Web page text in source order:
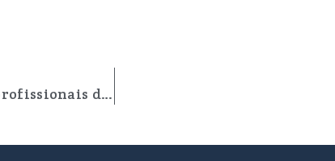
DIA 08 DE NOVEMBRO – Homenagem aos profissionais da Radiologia